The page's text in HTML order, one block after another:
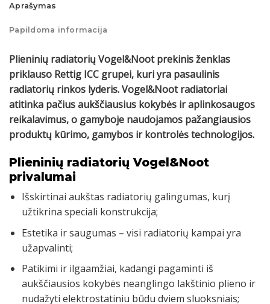
Aprašymas
Papildoma informacija
Plieninių radiatorių Vogel&Noot prekinis ženklas
priklauso Rettig ICC grupei, kuri yra pasaulinis
radiatorių rinkos lyderis. Vogel&Noot radiatoriai
atitinka pačius aukščiausius kokybės ir aplinkosaugos
reikalavimus, o gamyboje naudojamos pažangiausios
produktų kūrimo, gamybos ir kontrolės technologijos.
Plieninių radiatorių Vogel&Noot
privalumai
Išskirtinai aukštas radiatorių galingumas, kurį
užtikrina speciali konstrukcija;
Estetika ir saugumas – visi radiatorių kampai yra
užapvalinti;
Patikimi ir ilgaamžiai, kadangi pagaminti iš
aukščiausios kokybės neanglingo lakštinio plieno ir
nudažyti elektrostatiniu būdu dviem sluoksniais;